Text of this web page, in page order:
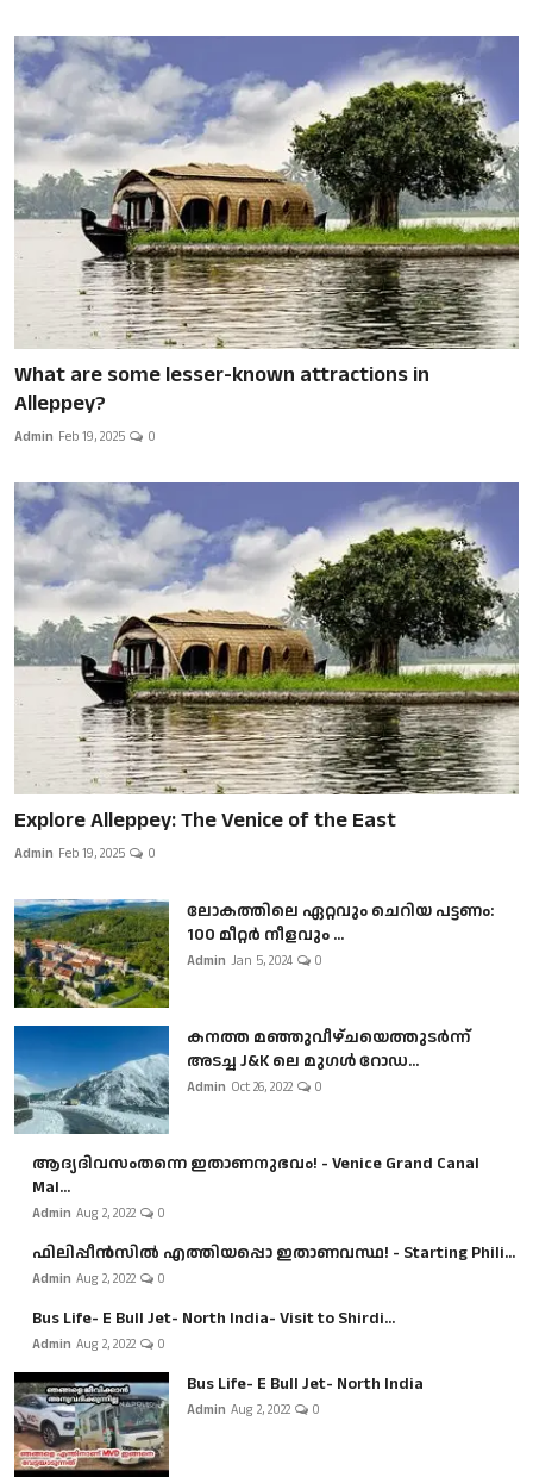
What are some lesser-known attractions in
Alleppey?
Admin Feb 19, 2025 0
Explore Alleppey: The Venice of the East
Admin Feb 19, 2025 0
ലോകത്തിലെ ഏറ്റവും ചെറിയ പട്ടണം:
100 മീറ്റർ നീളവും ...
Admin Jan 5, 2024 0
കനത്ത മഞ്ഞുവീഴ്ചയെത്തുടർന്ന്
അടച്ച J&K ലെ മുഗൾ റോഡ...
Admin Oct 26, 2022 0
ആദ്യദിവസംതന്നെ ഇതാണനുഭവം! - Venice Grand Canal
Mal...
Admin Aug 2, 2022 0
ഫിലിപ്പീൻസിൽ എത്തിയപ്പൊ ഇതാണവസ്ഥ! - Starting Phili...
Admin Aug 2, 2022 0
Bus Life- E Bull Jet- North India- Visit to Shirdi...
Admin Aug 2, 2022 0
Bus Life- E Bull Jet- North India
Admin Aug 2, 2022 0